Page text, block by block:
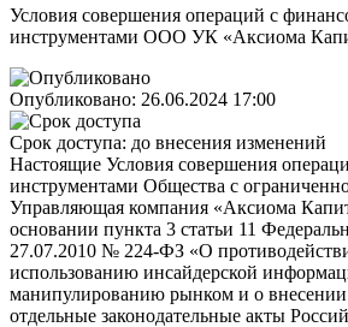
Условия совершения операций с
инструментами ООО УК «Аксиома
Опубликовано: 26.06.2024 17:00
Срок доступа: до внесения изменений
Настоящие Условия совершения
инструментами Общества с
Управляющая компания «Аксиома
основании пункта 3 статьи 11
27.07.2010 № 224-ФЗ «О
использованию инсайдерской
манипулированию рынком и о
отдельные законодательные акты